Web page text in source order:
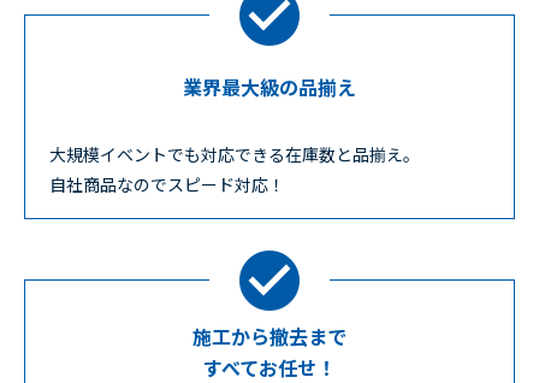
業界最大級の品揃え
大規模イベントでも対応できる在庫数と品揃え。
自社商品なのでスピード対応！
施工から撤去まで
すべてお任せ！